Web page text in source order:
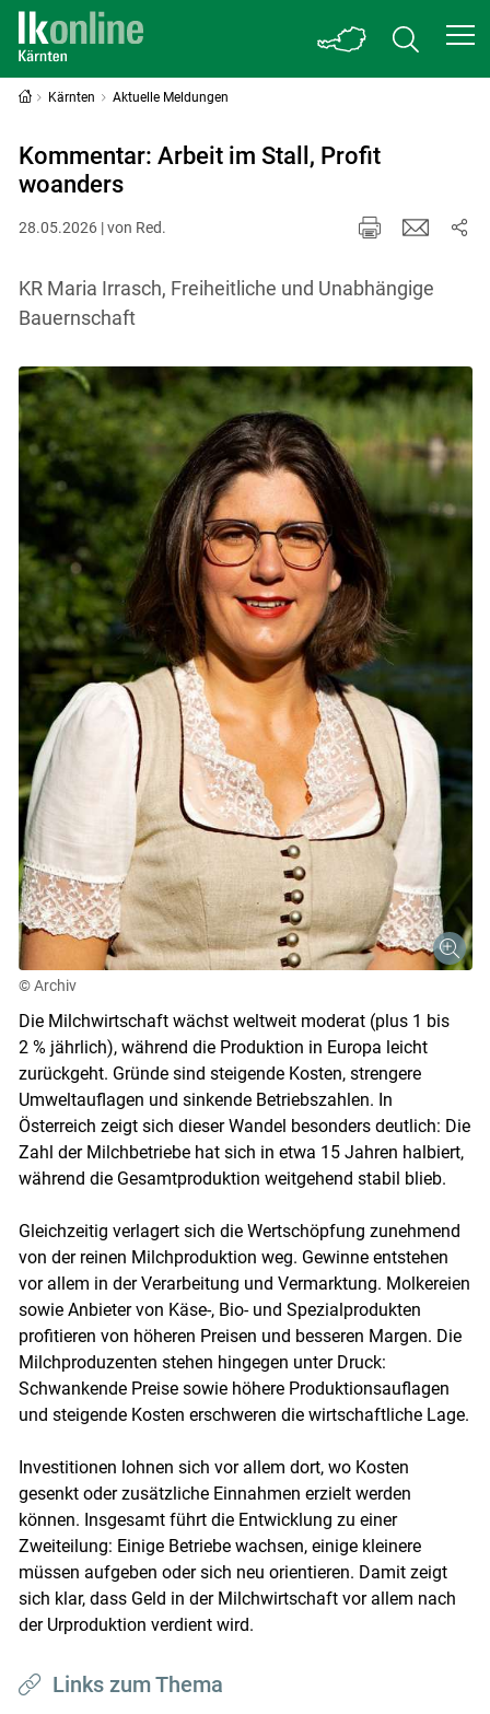
Skip to main content
Kärnten Aktuelle Meldungen
Kommentar: Arbeit im Stall, Profit
woanders
28.05.2026 | von Red.
KR Maria Irrasch, Freiheitliche und Unabhängige
Bauernschaft
© Archiv
Die Milchwirtschaft wächst weltweit moderat (plus 1 bis
2 % jährlich), während die Produktion in Europa leicht
zurückgeht. Gründe sind steigende Kosten, strengere
Umweltauflagen und sinkende Betriebszahlen. In
Österreich zeigt sich dieser Wandel besonders deutlich: Die
Zahl der Milchbetriebe hat sich in etwa 15 Jahren halbiert,
während die Gesamtproduktion weitgehend stabil blieb.
Gleichzeitig verlagert sich die Wertschöpfung zunehmend
von der reinen Milchproduktion weg. Gewinne entstehen
vor allem in der Verarbeitung und Vermarktung. Molkereien
sowie Anbieter von Käse-, Bio- und Spezialprodukten
profitieren von höheren Preisen und besseren Margen. Die
Milchproduzenten stehen hingegen unter Druck:
Schwankende Preise sowie höhere Produktionsauflagen
und steigende Kosten erschweren die wirtschaftliche Lage.
Investitionen lohnen sich vor allem dort, wo Kosten
gesenkt oder zusätzliche Einnahmen erzielt werden
können. Insgesamt führt die Entwicklung zu einer
Zweiteilung: Einige Betriebe wachsen, einige kleinere
müssen aufgeben oder sich neu orientieren. Damit zeigt
sich klar, dass Geld in der Milchwirtschaft vor allem nach
der Urproduktion verdient wird.
Links zum Thema